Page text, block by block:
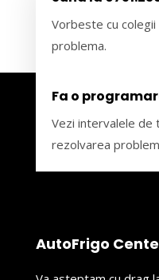
Vorbeste cu
problema.
Fa o
Vezi intervalele de
rezolvarea
AutoFrigo